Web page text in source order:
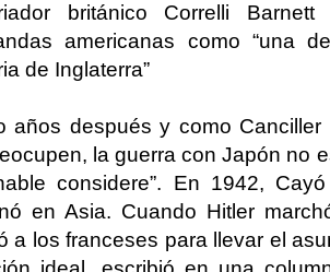
británico Correlli
americanas como “una
de Inglaterra”
años después y como Canciller
la guerra con Japón no
considere”. En 1942,
en Asia. Cuando Hitler
a los franceses para llevar el